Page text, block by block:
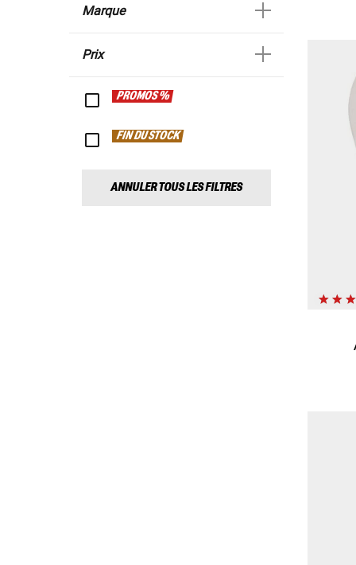
Marque
Prix
PROMOS %
FIN DU STOCK
ANNULER TOUS LES FILTRES